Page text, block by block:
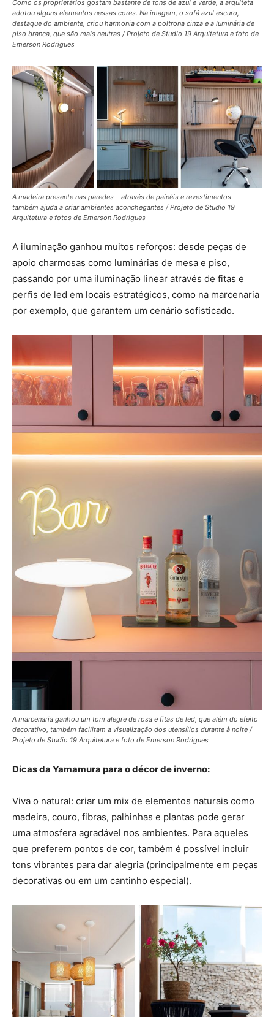
Como os proprietários gostam bastante de tons de azul e verde, a arquiteta
adotou alguns elementos nessas cores. Na imagem, o sofá azul escuro,
destaque do ambiente, criou harmonia com a poltrona cinza e a luminária de
piso branca, que são mais neutras / Projeto de Studio 19 Arquitetura e foto de
Emerson Rodrigues
A madeira presente nas paredes – através de painéis e revestimentos –
também ajuda a criar ambientes aconchegantes / Projeto de Studio 19
Arquitetura e fotos de Emerson Rodrigues
A iluminação ganhou muitos reforços: desde peças de
apoio charmosas como luminárias de mesa e piso,
passando por uma iluminação linear através de fitas e
perfis de led em locais estratégicos, como na marcenaria
por exemplo, que garantem um cenário sofisticado.
A marcenaria ganhou um tom alegre de rosa e fitas de led, que além do efeito
decorativo, também facilitam a visualização dos utensílios durante à noite /
Projeto de Studio 19 Arquitetura e foto de Emerson Rodrigues
Dicas da Yamamura para o décor de inverno:
Viva o natural: criar um mix de elementos naturais como
madeira, couro, fibras, palhinhas e plantas pode gerar
uma atmosfera agradável nos ambientes. Para aqueles
que preferem pontos de cor, também é possível incluir
tons vibrantes para dar alegria (principalmente em peças
decorativas ou em um cantinho especial).